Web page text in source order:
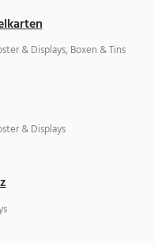
& Displays, Boxen & Tins
& Displays